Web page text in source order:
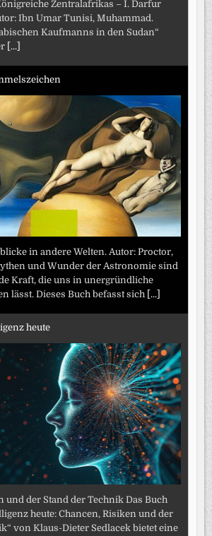
Zentralafrikas – I. Darfur
Ibn Umar Tunisi, Muhammad.
Kaufmanns in den Sudan“
[...]
in andere Welten. Autor: Proctor,
und Wunder der Astronomie sind
Kraft, die uns in unergründliche
lässt. Dieses Buch befasst sich [...]
heute
und der Stand der Technik Das Buch
heute: Chancen, Risiken und der
von Klaus-Dieter Sedlacek bietet eine